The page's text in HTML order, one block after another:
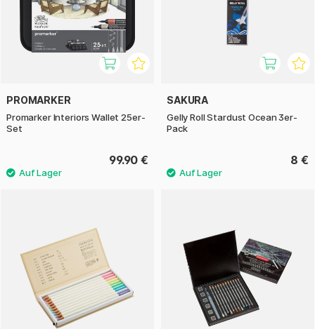
PROMARKER
Promarker Interiors Wallet 25er-
Set
99.90 €
SAKURA
Gelly Roll Stardust Ocean 3er-
Pack
8 €